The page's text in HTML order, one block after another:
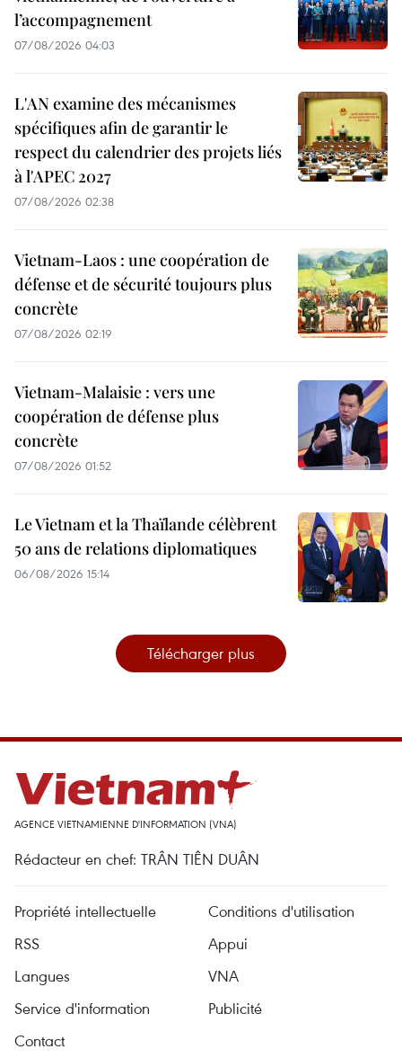
l’accompagnement
07/08/2026 04:03
L'AN examine des mécanismes
spécifiques afin de garantir le
respect du calendrier des projets liés
à l'APEC 2027
07/08/2026 02:38
Vietnam-Laos : une coopération de
défense et de sécurité toujours plus
concrète
07/08/2026 02:19
Vietnam-Malaisie : vers une
coopération de défense plus
concrète
07/08/2026 01:52
Le Vietnam et la Thaïlande célèbrent
50 ans de relations diplomatiques
06/08/2026 15:14
Télécharger plus
AGENCE VIETNAMIENNE D'INFORMATION (VNA)
Rédacteur en chef: TRÂN TIÊN DUÂN
Propriété intellectuelle
Conditions d'utilisation
RSS
Appui
Langues
VNA
Service d'information
Publicité
Contact